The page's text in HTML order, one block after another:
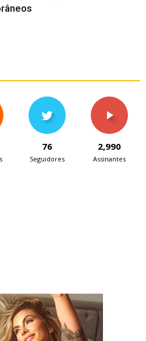
76
Seguidores
2,990
Assinantes